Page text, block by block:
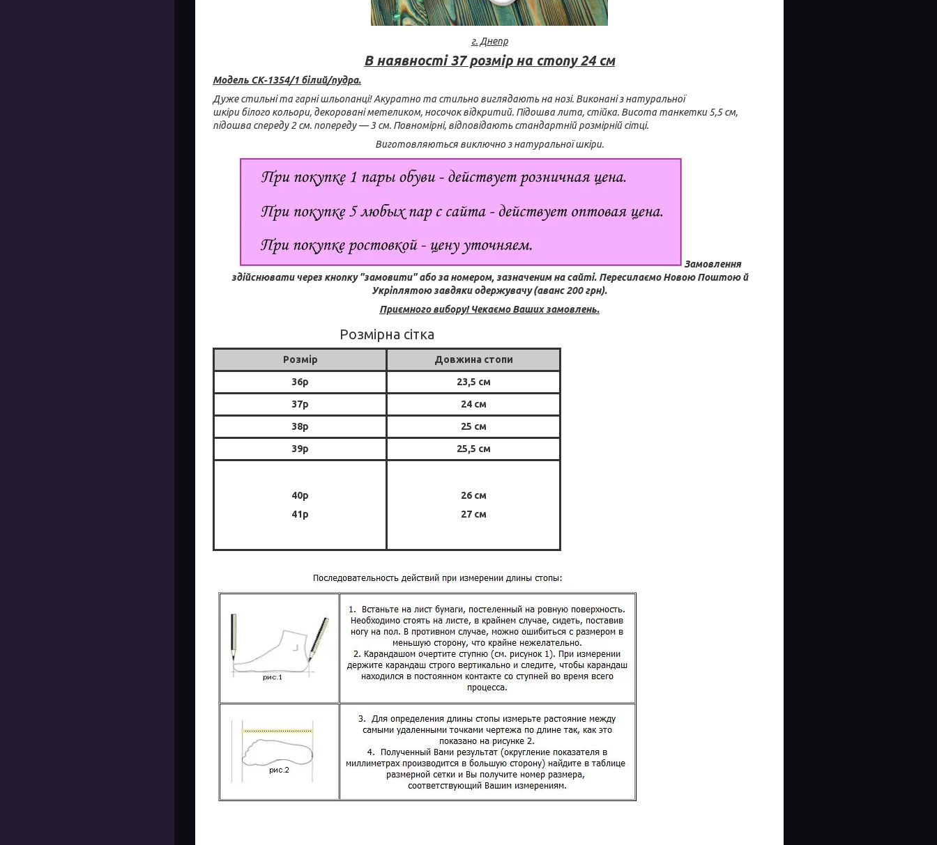
г. Днепр
В наявності 37 розмір на стопу 24 см
Модель СК-1354/1 білий/пудра.
Дуже стильні та гарні шльопанці! Акуратно та стильно виглядають на нозі. Виконані з натуральної
шкіри білого кольори, декоровані метеликом, носочок відкритий. Підошва лита, стійка. Висота танкетки 5,5 см,
підошва спереду 2 см. попереду — 3 см. Повномірні, відповідають стандартній розмірній сітці.
Виготовляються виключно з натуральної шкіри.
Замовлення
здійснювати через кнопку "замовити" або за номером, зазначеним на сайті. Пересилаємо Новою Поштою й
Укріплятою завдяки одержувачу (аванс 200 грн).
Приємного вибору! Чекаємо Ваших замовлень.
Розмір Довжина стопи
Розмірна сітка
36р
23,5 см
37р
24 см
38р
25 см
39р
25,5 см
40р
41р
26 см
27 см